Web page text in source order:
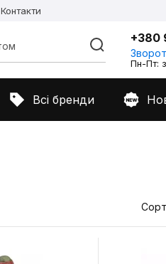
Контакти
+380
Пн-Пт:
Всі бренди